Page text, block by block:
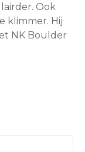
Ook
klimmer. Hij
NK Boulder